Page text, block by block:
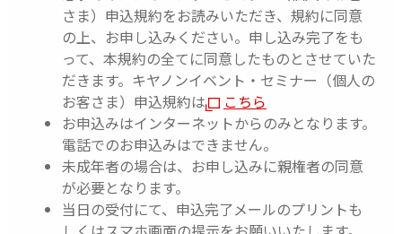
Canon IDをご登録の上、「来店チェックイン」を行う
ことでご参加いただけます。
ぜひ当日はお手持ちのカメラをご持参ください。
▼詳細はこちらよりご確認ください！
愛機無料点検 あんしんメンテDAY
さま）申込規約をお読みいただき、規約に同意
の上、お申し込みください。申し込み完了をも
って、本規約の全てに同意したものとさせていた
だきます。キヤノンイベント・セミナー（個人の
お客さま）申込規約は
こちら
お申込みはインターネットからのみとなります。
電話でのお申込みはできません。
未成年者の場合は、お申し込みに親権者の同意
が必要となります。
当日の受付にて、申込完了メールのプリントも